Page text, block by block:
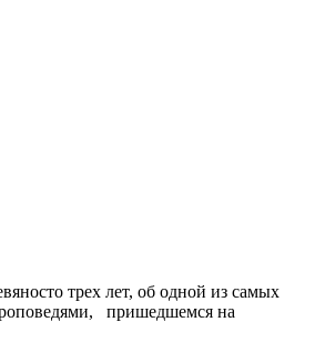
трех лет, об одной из самых
пришедшемся на